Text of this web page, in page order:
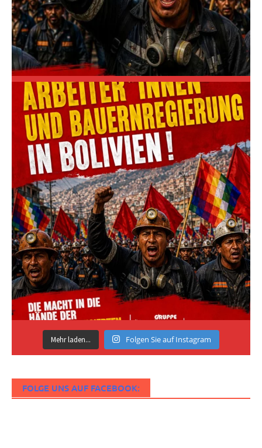
Mehr laden... Folgen Sie auf Instagram
FOLGE UNS AUF FACEBOOK: